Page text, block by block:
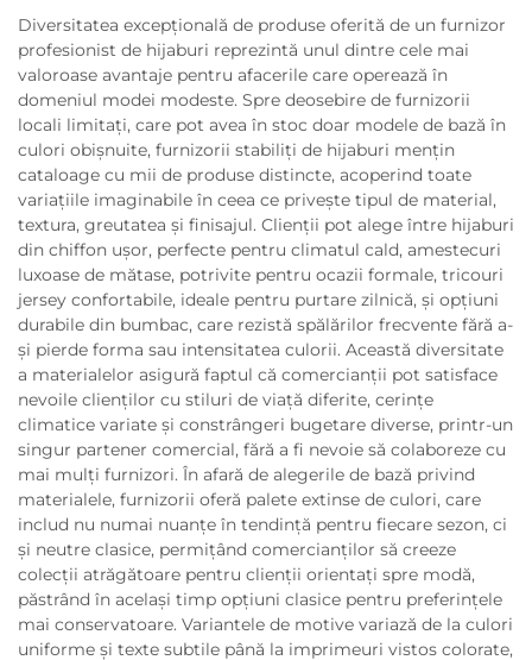
Diversitatea excepțională de produse oferită de un furnizor
profesionist de hijaburi reprezintă unul dintre cele mai
valoroase avantaje pentru afacerile care operează în
domeniul modei modeste. Spre deosebire de furnizorii
locali limitați, care pot avea în stoc doar modele de bază în
culori obișnuite, furnizorii stabiliți de hijaburi mențin
cataloage cu mii de produse distincte, acoperind toate
variațiile imaginabile în ceea ce privește tipul de material,
textura, greutatea și finisajul. Clienții pot alege între hijaburi
din chiffon ușor, perfecte pentru climatul cald, amestecuri
luxoase de mătase, potrivite pentru ocazii formale, tricouri
jersey confortabile, ideale pentru purtare zilnică, și opțiuni
durabile din bumbac, care rezistă spălărilor frecvente fără a-
și pierde forma sau intensitatea culorii. Această diversitate
a materialelor asigură faptul că comercianții pot satisface
nevoile clienților cu stiluri de viață diferite, cerințe
climatice variate și constrângeri bugetare diverse, printr-un
singur partener comercial, fără a fi nevoie să colaboreze cu
mai mulți furnizori. În afară de alegerile de bază privind
materialele, furnizorii oferă palete extinse de culori, care
includ nu numai nuanțe în tendință pentru fiecare sezon, ci
și neutre clasice, permițând comercianților să creeze
colecții atrăgătoare pentru clienții orientați spre modă,
păstrând în același timp opțiuni clasice pentru preferințele
mai conservatoare. Variantele de motive variază de la culori
uniforme și texte subtile până la imprimeuri vistos colorate,